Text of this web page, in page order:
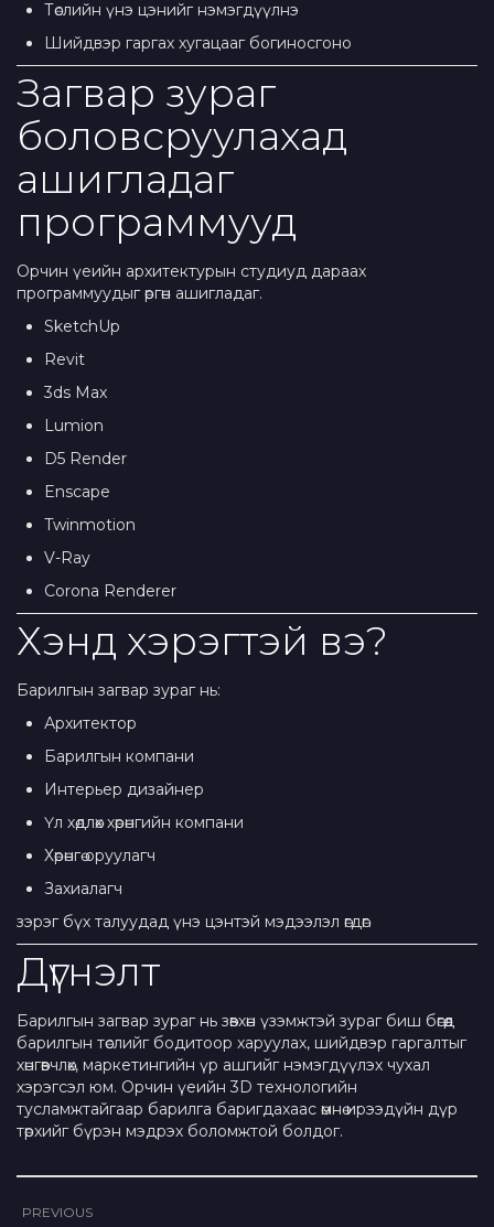
Төслийн үнэ цэнийг нэмэгдүүлнэ
Шийдвэр гаргах хугацааг богиносгоно
Загвар зураг
боловсруулахад
ашигладаг
программууд
Орчин үеийн архитектурын студиуд дараах
программуудыг өргөн ашигладаг.
SketchUp
Revit
3ds Max
Lumion
D5 Render
Enscape
Twinmotion
V-Ray
Corona Renderer
Хэнд хэрэгтэй вэ?
Барилгын загвар зураг нь:
Архитектор
Барилгын компани
Интерьер дизайнер
Үл хөдлөх хөрөнгийн компани
Хөрөнгө оруулагч
Захиалагч
зэрэг бүх талуудад үнэ цэнтэй мэдээлэл өгдөг.
Дүгнэлт
Барилгын загвар зураг нь зөвхөн үзэмжтэй зураг биш бөгөөд
барилгын төслийг бодитоор харуулах, шийдвэр гаргалтыг
хөнгөвчлөх, маркетингийн үр ашгийг нэмэгдүүлэх чухал
хэрэгсэл юм. Орчин үеийн 3D технологийн
тусламжтайгаар барилга баригдахаас өмнө ирээдүйн дүр
төрхийг бүрэн мэдрэх боломжтой болдог.
PREVIOUS